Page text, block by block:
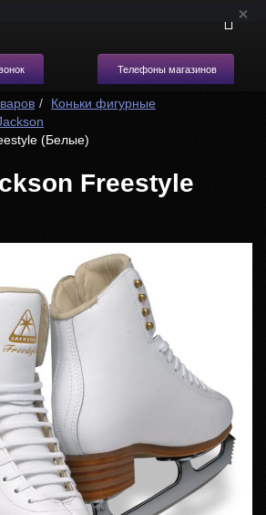
Телефоны магазинов
Коньки фигурные
(Белые)
Freestyle